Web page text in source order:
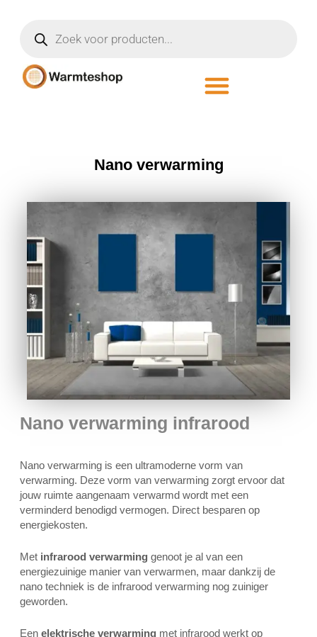
Nano verwarming
Nano verwarming infrarood
Nano verwarming is een ultramoderne vorm van
verwarming. Deze vorm van verwarming zorgt ervoor dat
jouw ruimte aangenaam verwarmd wordt met een
verminderd benodigd vermogen. Direct besparen op
energiekosten.
Met infrarood verwarming genoot je al van een
energiezuinige manier van verwarmen, maar dankzij de
nano techniek is de infrarood verwarming nog zuiniger
geworden.
Een elektrische verwarming met infrarood werkt op